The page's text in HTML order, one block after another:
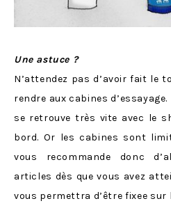
Une astuce ?
N’attendez pas d’avoir fait le
rendre aux cabines
se retrouve très vite avec le
bord. Or les cabines sont
vous recommande donc
articles dès que vous avez
vous permettra d’être fixee